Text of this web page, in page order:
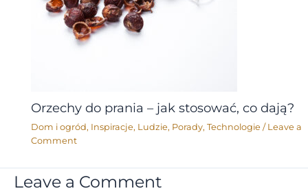
Orzechy do prania – jak stosować, co dają?
Dom i ogród, Inspiracje, Ludzie, Porady, Technologie / Leave a
Comment
Leave a Comment